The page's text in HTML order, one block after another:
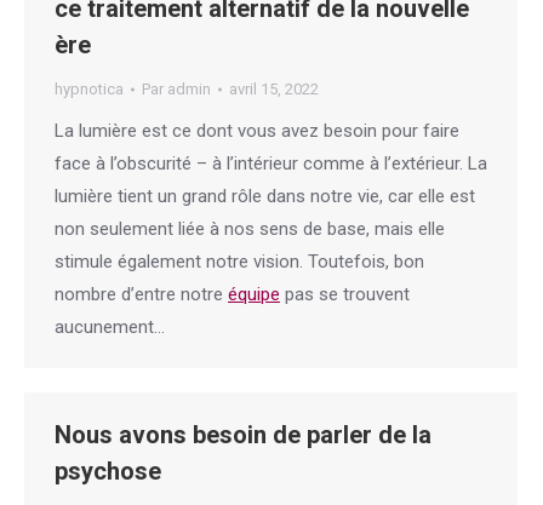
ce traitement alternatif de la nouvelle
ère
hypnotica Par admin avril 15, 2022
La lumière est ce dont vous avez besoin pour faire
face à l’obscurité – à l’intérieur comme à l’extérieur. La
lumière tient un grand rôle dans notre vie, car elle est
non seulement liée à nos sens de base, mais elle
stimule également notre vision. Toutefois, bon
nombre d’entre notre équipe pas se trouvent
aucunement…
Nous avons besoin de parler de la
psychose